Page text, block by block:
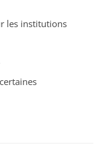
les institutions